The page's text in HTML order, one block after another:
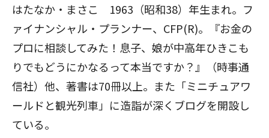
はたなか・まさこ 1963（昭和38）年生まれ。フ
ァイナンシャル・プランナー、CFP(R)。『お金の
プロに相談してみた！息子、娘が中高年ひきこも
りでもどうにかなるって本当ですか？』（時事通
信社）他、著書は70冊以上。また「ミニチュアワ
ールドと観光列車 」に造詣が深くブログを開設し
ている。